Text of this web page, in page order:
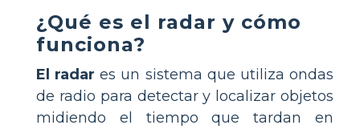
¿Qué es el radar y cómo
funciona?
El radar es un sistema que utiliza ondas
de radio para detectar y localizar objetos
midiendo el tiempo que tardan en